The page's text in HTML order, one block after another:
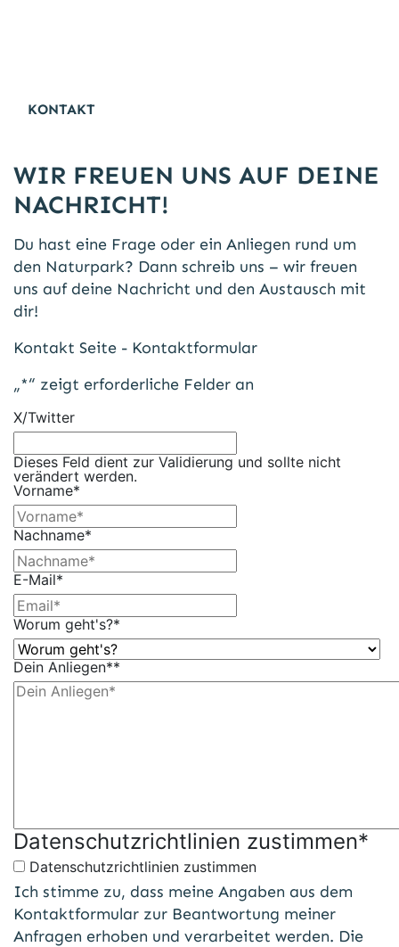
KONTAKT
WIR FREUEN UNS AUF DEINE
NACHRICHT!
Du hast eine Frage oder ein Anliegen rund um
den Naturpark? Dann schreib uns – wir freuen
uns auf deine Nachricht und den Austausch mit
dir!
Kontakt Seite - Kontaktformular
„*“ zeigt erforderliche Felder an
X/Twitter
Dieses Feld dient zur Validierung und sollte nicht
verändert werden.
Vorname*
Nachname*
E-Mail*
Worum geht's?*
Dein Anliegen**
Datenschutzrichtlinien zustimmen*
Datenschutzrichtlinien zustimmen
Ich stimme zu, dass meine Angaben aus dem
Kontaktformular zur Beantwortung meiner
Anfragen erhoben und verarbeitet werden. Die